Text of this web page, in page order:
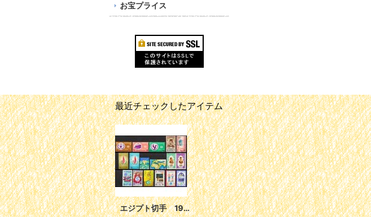
お宝プライス
最近チェックしたアイテム
エジプト切手 1966-69年 子どもの日とユニセフ設立22周年 17種